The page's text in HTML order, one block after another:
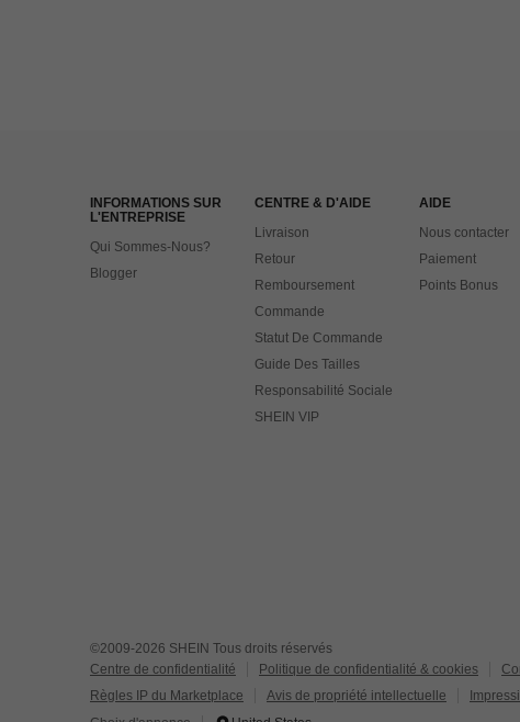
INFORMATIONS SUR
L'ENTREPRISE
Qui Sommes-Nous?
Blogger
CENTRE & D'AIDE
Livraison
Retour
Remboursement
Commande
Statut De Commande
Guide Des Tailles
Responsabilité Sociale
SHEIN VIP
AIDE
Nous contacter
Paiement
Points Bonus
©2009-2026 SHEIN Tous droits réservés
Centre de confidentialité
Politique de confidentialité & cookies
Règles IP du Marketplace
Avis de propriété intellectuelle